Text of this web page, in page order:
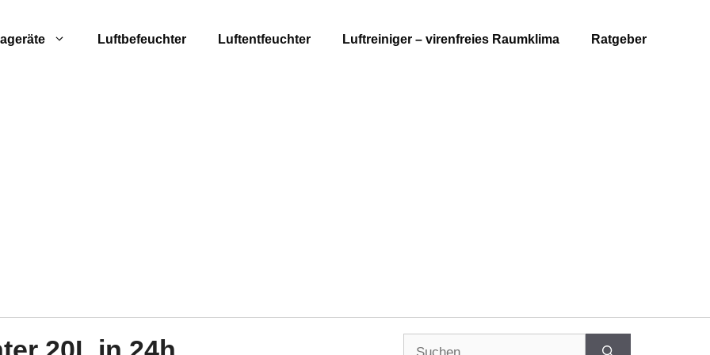
Luftbefeuchter Luftentfeuchter Luftreiniger – virenfreies Raumklima Ratgeber